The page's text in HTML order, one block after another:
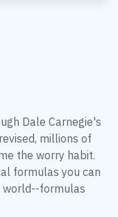
Dale Carnegie's
millions of
the worry habit.
formulas you can
formulas